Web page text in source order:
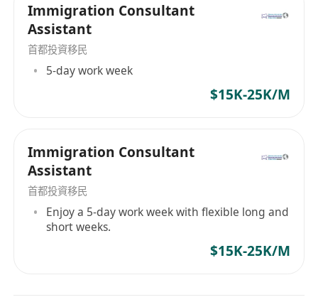
Immigration Consultant
Assistant
首都投資移民
5-day work week
$15K-25K/M
Immigration Consultant
Assistant
首都投資移民
Enjoy a 5-day work week with flexible long and
short weeks.
$15K-25K/M